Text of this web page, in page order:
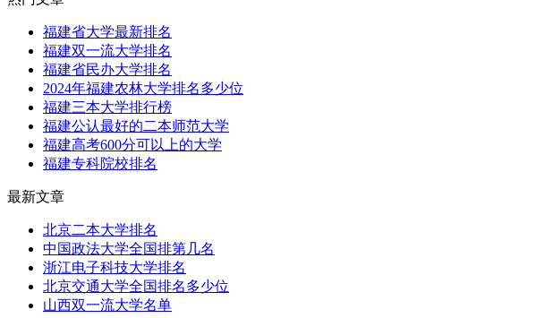
福建省大学最新排名
福建双一流大学排名
福建省民办大学排名
2024年福建农林大学排名多少位
福建三本大学排行榜
福建公认最好的二本师范大学
福建高考600分可以上的大学
福建专科院校排名
最新文章
北京二本大学排名
中国政法大学全国排第几名
浙江电子科技大学排名
北京交通大学全国排名多少位
山西双一流大学名单